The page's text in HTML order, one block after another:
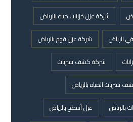
شركة عزل خزانات مياه بالرياض
الرياض
شركة عزل فوم بالرياض
شركة كشف تسربات
تسربات المياه بالرياض
بالرياض
عزل أسطح بالرياض